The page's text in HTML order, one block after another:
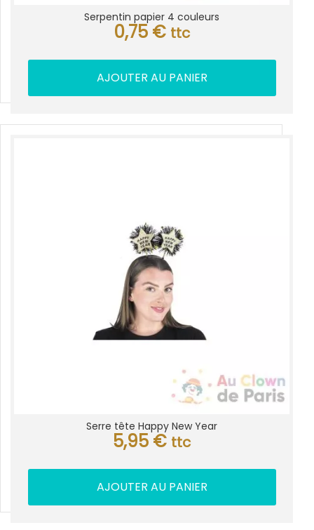
Serpentin papier 4 couleurs
0,75 € ttc
AJOUTER AU PANIER
Serre tête Happy New Year
5,95 € ttc
AJOUTER AU PANIER